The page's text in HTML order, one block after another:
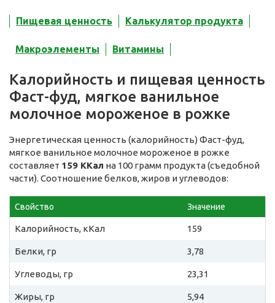
Пищевая ценность Калькулятор продукта
Макроэлементы Витамины
Калорийность и пищевая ценность
Фаст-фуд, мягкое ванильное
молочное мороженое в рожке
Энергетическая ценность (калорийность) Фаст-фуд,
мягкое ванильное молочное мороженое в рожке
составляет 159 ККал на 100 грамм продукта (съедобной
части). Соотношение белков, жиров и углеводов:
Свойство Значение
Калорийность, кКал 159
Белки, гр 3,78
Углеводы, гр 23,31
Жиры, гр 5,94